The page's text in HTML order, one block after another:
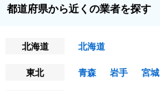
都道府県から近くの業者を探す
北海道
北海道
東北
青森 岩手 宮城